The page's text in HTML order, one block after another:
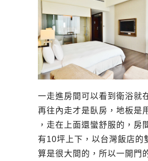
一走進房間可以看到衛浴就
再往內走才是臥房，地板是
，走在上面還蠻舒服的，房
有10坪上下，以台灣飯店的
算是很大間的，所以一開門